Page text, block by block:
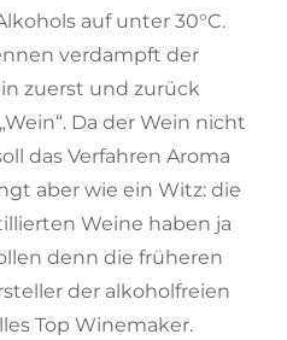
auf unter 30°C.
verdampft der
zuerst und zurück
Da der Wein nicht
das Verfahren Aroma
aber wie ein Witz: die
Weine haben ja
denn die früheren
der alkoholfreien
Top Winemaker.